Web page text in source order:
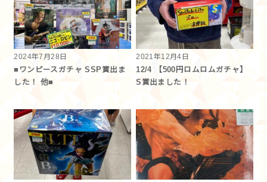
2024年7月28日
■ワンピースガチャ SSP賞出ま
した！ 他■
2021年12月4日
12/4 【500円ロムロムガチャ】
S賞出ました！